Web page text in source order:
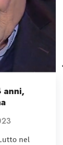
anni,
nel